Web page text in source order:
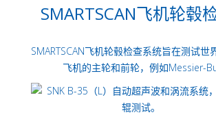
SMARTSCAN飞机轮毂
SMARTSCAN飞机轮毂检查系统旨在测试世
飞机的主轮和前轮，例如Messier-